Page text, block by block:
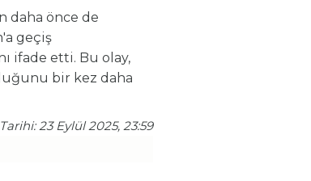
daha önce de
geçiş
ifade etti. Bu olay,
bir kez daha
23 Eylül 2025, 23:59